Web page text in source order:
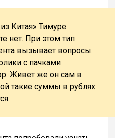
Китая» Тимуре
нет. При этом тип
вызывает вопросы.
с пачками
Живет же он сам в
такие суммы в рублях